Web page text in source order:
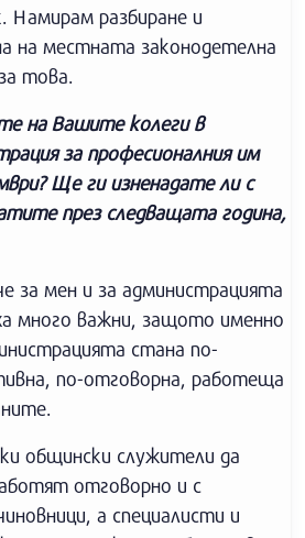
разбиране и
на местната законодетелна
това.
на Вашите колеги в
за професионалния им
Ще ги изненадате ли с
през следващата година,
за мен и за администрацията
много важни, защото именно
стана по-
по-отговорна, работеща
общински служители да
отговорно и с
а специалисти и